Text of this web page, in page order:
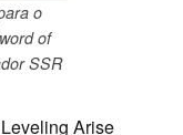
o
of
SSR
Arise